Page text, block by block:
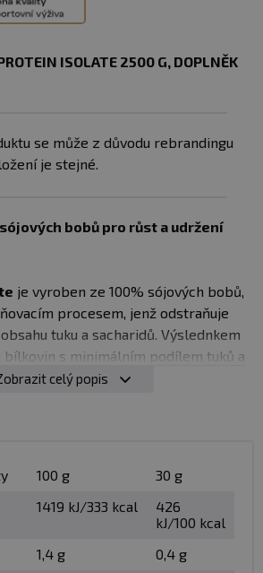
ISOLATE 2500 G, DOPLNĚK
se může z důvodu rebrandingu
je stejné.
bobů pro růst a udržení
je vyroben ze 100% sójových bobů,
procesem, jenž odstraňuje
tuku a sacharidů. Výslednkem
bílkovin s minimálním podílem tuků a
neobsahuje laktózu.
typy sportovců, ať už rekreačních
Je ideální i pro vegetariány,
na laktózu. Vysoký obsah
a udržení svalové hmoty.
celý popis
100 g
30 g
1419 kJ/333 kcal
426
kJ/100 kcal
1,4 g
0,4 g